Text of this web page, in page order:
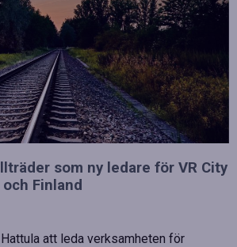
som ny ledare för VR City
Finland
att leda verksamheten för